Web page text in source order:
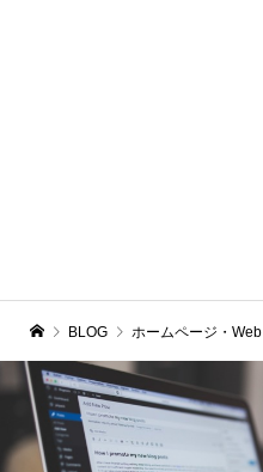
BLOG ホームページ・Web